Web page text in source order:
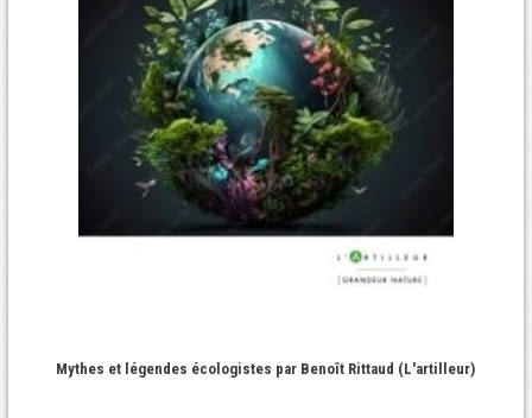
Mythes et légendes écologistes par Benoît Rittaud (L'artilleur)